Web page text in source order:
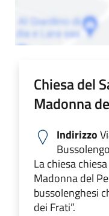
Chiesa del
Madonna
Indirizzo
La chiesa
Madonna del
bussolenghesi
dei Frati”.